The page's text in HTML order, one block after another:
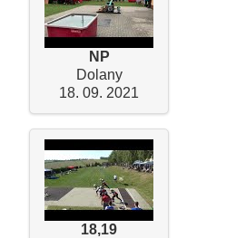
NP
Dolany
18. 09. 2021
18,19